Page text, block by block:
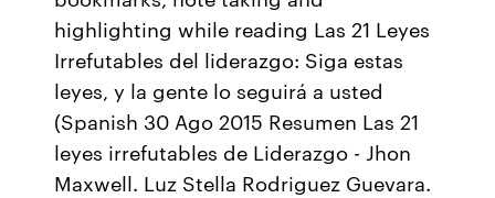
highlighting while reading Las 21 Leyes
Irrefutables del liderazgo: Siga estas
leyes, y la gente lo seguirá a usted
(Spanish 30 Ago 2015 Resumen Las 21
leyes irrefutables de Liderazgo - Jhon
Maxwell. Luz Stella Rodriguez Guevara.